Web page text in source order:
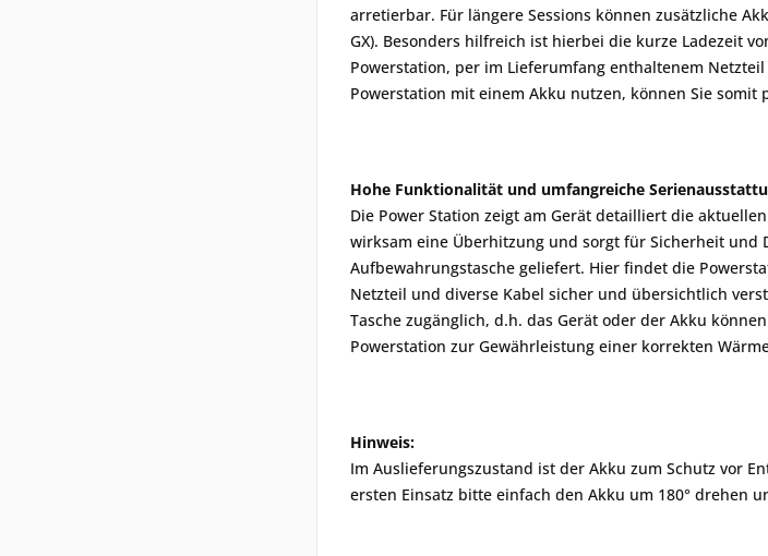
arretierbar. Für längere Sessions können zusätzliche
GX). Besonders hilfreich ist hierbei die kurze Ladezeit
Powerstation, per im Lieferumfang enthaltenem
Powerstation mit einem Akku nutzen, können Sie
Hohe Funktionalität und umfangreiche
Die Power Station zeigt am Gerät detailliert die
wirksam eine Überhitzung und sorgt für Sicherheit
Aufbewahrungstasche geliefert. Hier findet die
Netzteil und diverse Kabel sicher und übersichtlich
Tasche zugänglich, d.h. das Gerät oder der Akku
Powerstation zur Gewährleistung einer korrekten
Hinweis:
Im Auslieferungszustand ist der Akku zum Schutz vor
ersten Einsatz bitte einfach den Akku um 180° drehen